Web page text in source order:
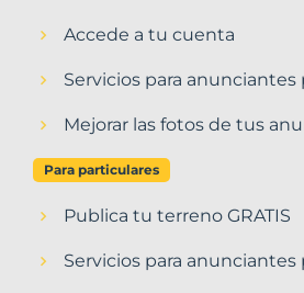
Accede a tu cuenta
Servicios para anunciantes
Mejorar las fotos de tus
Para particulares
Publica tu terreno GRATIS
Servicios para anunciantes